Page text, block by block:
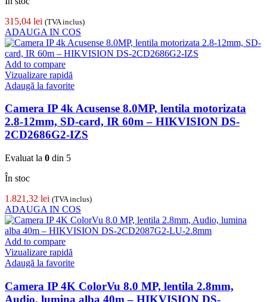
315,04 lei (TVA inclus)
ADAUGA IN COS
Add to compare
Vizualizare rapidă
Adaugă la favorite
Camera IP 4k Acusense 8.0MP, lentila motorizata
2.8-12mm, SD-card, IR 60m – HIKVISION DS-
2CD2686G2-IZS
Evaluat la 0 din 5
În stoc
1.821,32 lei (TVA inclus)
ADAUGA IN COS
Add to compare
Vizualizare rapidă
Adaugă la favorite
Camera IP 4K ColorVu 8.0 MP, lentila 2.8mm,
Audio, lumina alba 40m – HIKVISION DS-